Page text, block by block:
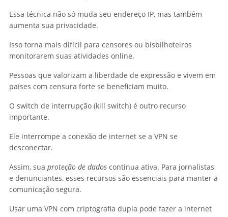
Essa técnica não só muda seu endereço IP, mas também
aumenta sua privacidade.
Isso torna mais difícil para censores ou bisbilhoteiros
monitorarem suas atividades online.
Pessoas que valorizam a liberdade de expressão e vivem em
países com censura forte se beneficiam muito.
O switch de interrupção (kill switch) é outro recurso
importante.
Ele interrompe a conexão de internet se a VPN se
desconectar.
Assim, sua proteção de dados continua ativa. Para jornalistas
e denunciantes, esses recursos são essenciais para manter a
comunicação segura.
Usar uma VPN com criptografia dupla pode fazer a internet